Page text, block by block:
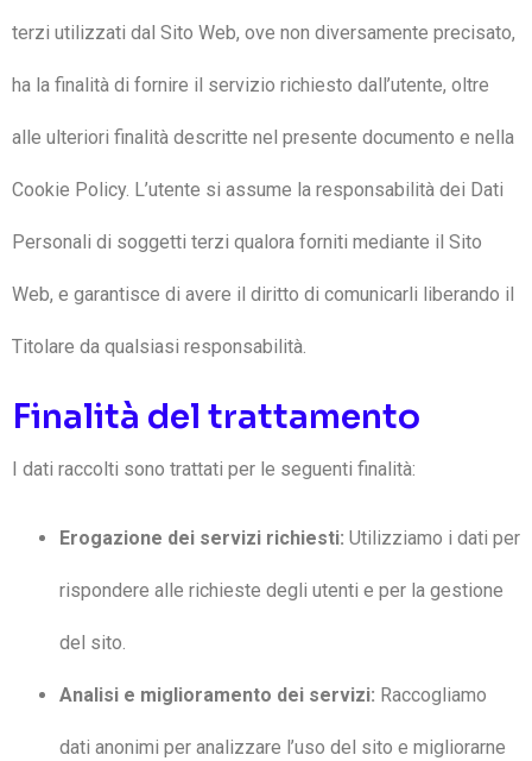
terzi utilizzati dal Sito Web, ove non diversamente precisato,
ha la finalità di fornire il servizio richiesto dall’utente, oltre
alle ulteriori finalità descritte nel presente documento e nella
Cookie Policy. L’utente si assume la responsabilità dei Dati
Personali di soggetti terzi qualora forniti mediante il Sito
Web, e garantisce di avere il diritto di comunicarli liberando il
Titolare da qualsiasi responsabilità.
Finalità del trattamento
I dati raccolti sono trattati per le seguenti finalità:
Erogazione dei servizi richiesti: Utilizziamo i dati per
rispondere alle richieste degli utenti e per la gestione
del sito.
Analisi e miglioramento dei servizi: Raccogliamo
dati anonimi per analizzare l’uso del sito e migliorarne